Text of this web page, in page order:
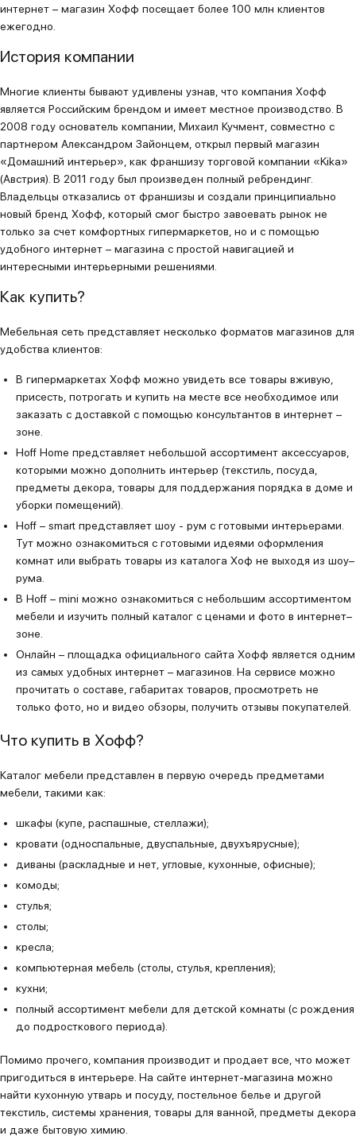
интернет – магазин Хофф посещает более 100 млн клиентов
ежегодно.
История компании
Многие клиенты бывают удивлены узнав, что компания Хофф
является Российским брендом и имеет местное производство. В
2008 году основатель компании, Михаил Кучмент, совместно с
партнером Александром Зайонцем, открыл первый магазин
«Домашний интерьер», как франшизу торговой компании «Kika»
(Австрия). В 2011 году был произведен полный ребрендинг.
Владельцы отказались от франшизы и создали принципиально
новый бренд Хофф, который смог быстро завоевать рынок не
только за счет комфортных гипермаркетов, но и с помощью
удобного интернет – магазина с простой навигацией и
интересными интерьерными решениями.
Как купить?
Мебельная сеть представляет несколько форматов магазинов для
удобства клиентов:
В гипермаркетах Хофф можно увидеть все товары вживую,
присесть, потрогать и купить на месте все необходимое или
заказать с доставкой с помощью консультантов в интернет –
зоне.
Hoff Home представляет небольшой ассортимент аксессуаров,
которыми можно дополнить интерьер (текстиль, посуда,
предметы декора, товары для поддержания порядка в доме и
уборки помещений).
Hoff – smart представляет шоу - рум с готовыми интерьерами.
Тут можно ознакомиться с готовыми идеями оформления
комнат или выбрать товары из каталога Хоф не выходя из шоу–
рума.
В Hoff – mini можно ознакомиться с небольшим ассортиментом
мебели и изучить полный каталог с ценами и фото в интернет–
зоне.
Онлайн – площадка официального сайта Хофф является одним
из самых удобных интернет – магазинов. На сервисе можно
прочитать о составе, габаритах товаров, просмотреть не
только фото, но и видео обзоры, получить отзывы покупателей.
Что купить в Хофф?
Каталог мебели представлен в первую очередь предметами
мебели, такими как:
шкафы (купе, распашные, стеллажи);
кровати (односпальные, двуспальные, двухъярусные);
диваны (раскладные и нет, угловые, кухонные, офисные);
комоды;
стулья;
столы;
кресла;
компьютерная мебель (столы, стулья, крепления);
кухни;
полный ассортимент мебели для детской комнаты (с рождения
до подросткового периода).
Помимо прочего, компания производит и продает все, что может
пригодиться в интерьере. На сайте интернет-магазина можно
найти кухонную утварь и посуду, постельное белье и другой
текстиль, системы хранения, товары для ванной, предметы декора
и даже бытовую химию.